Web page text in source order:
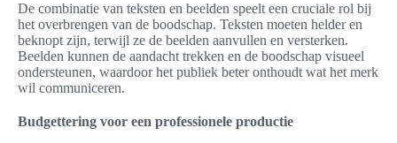
De combinatie van teksten en beelden speelt een cruciale rol bij
het overbrengen van de boodschap. Teksten moeten helder en
beknopt zijn, terwijl ze de beelden aanvullen en versterken.
Beelden kunnen de aandacht trekken en de boodschap visueel
ondersteunen, waardoor het publiek beter onthoudt wat het merk
wil communiceren.
Budgettering voor een professionele productie